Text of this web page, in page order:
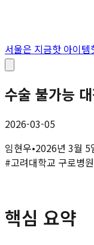
서울은 지금핫 아이템
수술 불가능
2026-03-05
임현우•2026년 3월 5
#고려대학교 구로병
핵심 요약